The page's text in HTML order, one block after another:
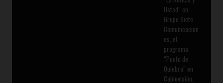
Usted” en
Grupo Siete
Comunicacion
es, el
programa
“Punto de
Quiebra” en
Cablevisión,